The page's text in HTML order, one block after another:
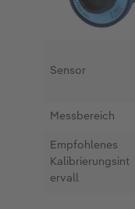
Sensor
Messbereich
Empfohlenes
Kalibrierungsint
ervall